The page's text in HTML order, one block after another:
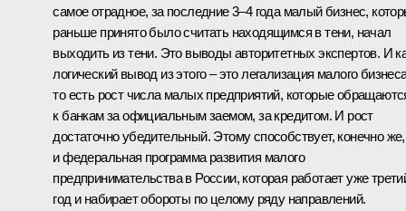
самое отрадное, за последние 3–4 года малый бизнес,
раньше принято было считать находящимся в тени, начал
выходить из тени. Это выводы авторитетных экспертов. И
логический вывод из этого – это легализация малого
то есть рост числа малых предприятий, которые
к банкам за официальным заемом, за кредитом. И рост
достаточно убедительный. Этому способствует, конечно же,
и федеральная программа развития малого
предпринимательства в России, которая работает уже
год и набирает обороты по целому ряду направлений.